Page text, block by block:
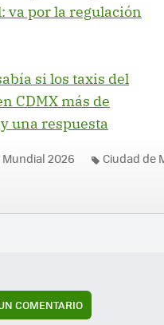
va por la regulación
si los taxis del
CDMX más de
una respuesta
Mundial 2026 Ciudad de
COMENTARIO